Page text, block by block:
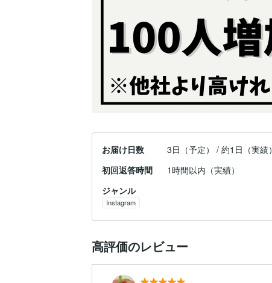
お届け日数
3日（予定） / 約1日（実績）
初回返答時間
1時間以内（実績）
ジャンル
Instagram
高評価のレビュー